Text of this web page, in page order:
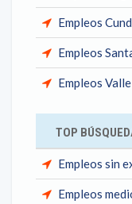
Empleos
Empleos
Empleos
TOP
Empleos sin
Empleos